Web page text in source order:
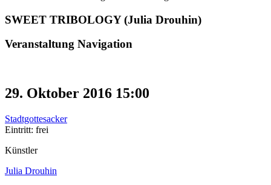
SWEET TRIBOLOGY (Julia Drouhin)
Veranstaltung Navigation
29. Oktober 2016 15:00
Stadtgottesacker
Eintritt: frei
Künstler
Julia Drouhin